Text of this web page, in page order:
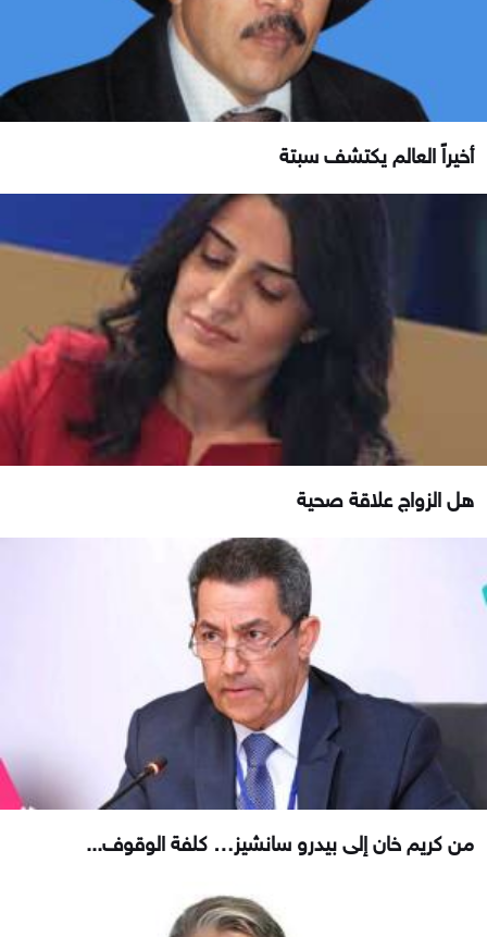
أخيراً العالم يكتشف سبتة
هل الزواج علاقة صحية
من كريم خان إلى بيدرو سانشيز… كلفة الوقوف...